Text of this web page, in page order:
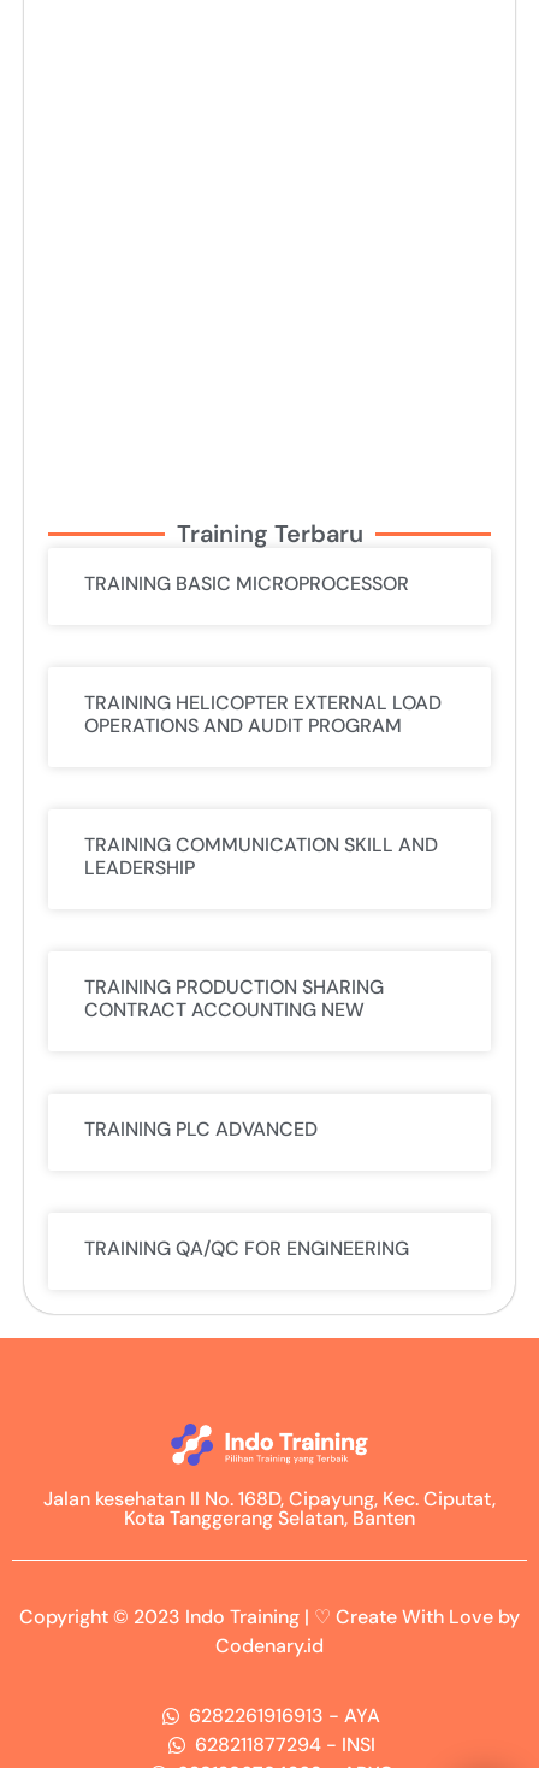
Training Terbaru
TRAINING BASIC MICROPROCESSOR
TRAINING HELICOPTER EXTERNAL LOAD
OPERATIONS AND AUDIT PROGRAM
TRAINING COMMUNICATION SKILL AND
LEADERSHIP
TRAINING PRODUCTION SHARING
CONTRACT ACCOUNTING NEW
TRAINING PLC ADVANCED
TRAINING QA/QC FOR ENGINEERING
Jalan kesehatan II No. 168D, Cipayung, Kec. Ciputat,
Kota Tanggerang Selatan, Banten
Copyright © 2023 Indo Training | ♡ Create With Love by
Codenary.id
6282261916913 - AYA
628211877294 - INSI